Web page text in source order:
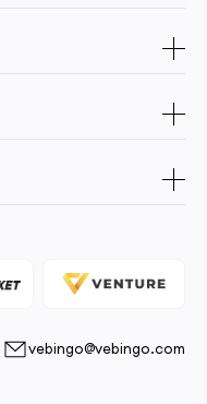
vebingo@vebingo.com